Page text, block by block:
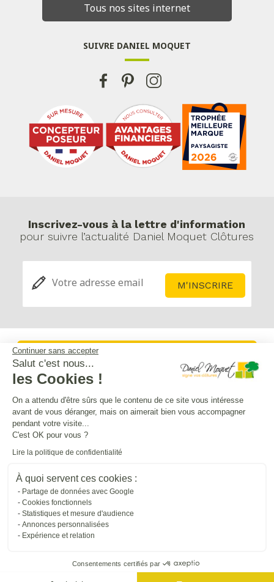
Continuer sans accepter
Salut c'est nous...
les Cookies !
On a attendu d'être sûrs que le contenu de ce site vous intéresse
avant de vous déranger, mais on aimerait bien vous accompagner
pendant votre visite...
C'est OK pour vous ?
Lire la politique de confidentialité
À quoi servent ces cookies :
Partage de données avec Google
Cookies fonctionnels
Statistiques et mesure d'audience
Annonces personnalisées
Expérience et relation
Consentements certifiés par
Tous nos sites internet
SUIVRE DANIEL MOQUET
Inscrivez-vous à la lettre d'information
pour suivre l’actualité Daniel Moquet Clôtures
Mentions légales
Crédits Agence de communication
Droit à l'oubli